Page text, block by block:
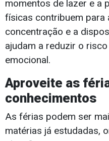
momentos de lazer e a
físicas contribuem para
concentração e a
ajudam a reduzir o
emocional.
Aproveite as
conhecimentos
As férias podem ser
matérias já estudadas,